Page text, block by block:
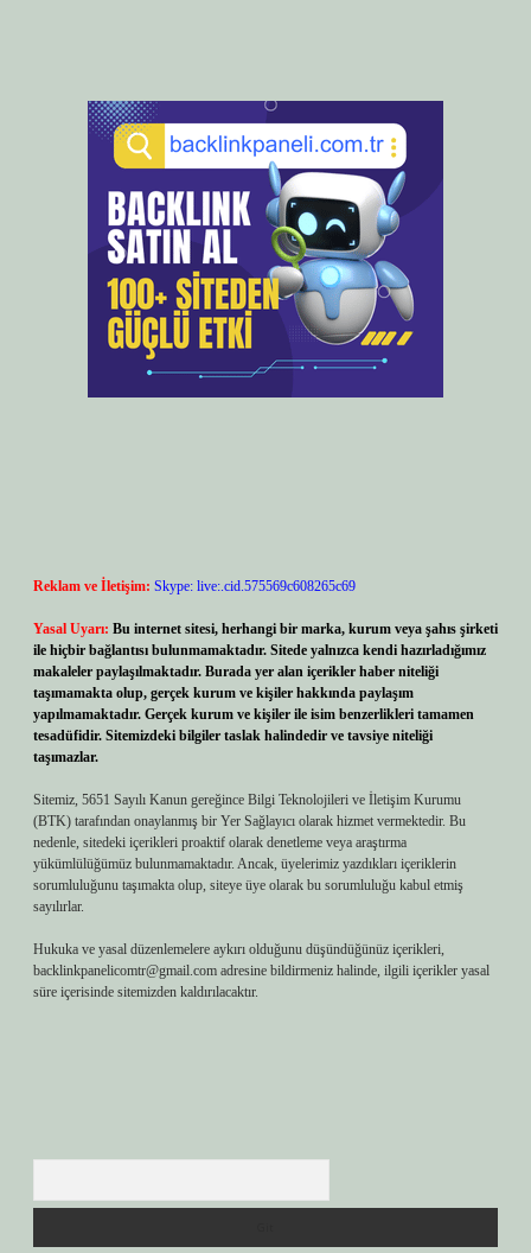
Reklam ve İletişim: Skype: live:.cid.575569c608265c69
Yasal Uyarı: Bu internet sitesi, herhangi bir marka, kurum veya şahıs şirketi
ile hiçbir bağlantısı bulunmamaktadır. Sitede yalnızca kendi hazırladığımız
makaleler paylaşılmaktadır. Burada yer alan içerikler haber niteliği
taşımamakta olup, gerçek kurum ve kişiler hakkında paylaşım
yapılmamaktadır. Gerçek kurum ve kişiler ile isim benzerlikleri tamamen
tesadüfidir. Sitemizdeki bilgiler taslak halindedir ve tavsiye niteliği
taşımazlar.
Sitemiz, 5651 Sayılı Kanun gereğince Bilgi Teknolojileri ve İletişim Kurumu
(BTK) tarafından onaylanmış bir Yer Sağlayıcı olarak hizmet vermektedir. Bu
nedenle, sitedeki içerikleri proaktif olarak denetleme veya araştırma
yükümlülüğümüz bulunmamaktadır. Ancak, üyelerimiz yazdıkları içeriklerin
sorumluluğunu taşımakta olup, siteye üye olarak bu sorumluluğu kabul etmiş
sayılırlar.
Hukuka ve yasal düzenlemelere aykırı olduğunu düşündüğünüz içerikleri,
backlinkpanelicomtr@gmail.com adresine bildirmeniz halinde, ilgili içerikler yasal
süre içerisinde sitemizden kaldırılacaktır.